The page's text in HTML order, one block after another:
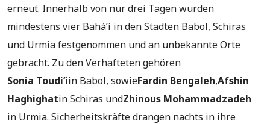
erneut. Innerhalb von nur drei Tagen wurden
mindestens vier Bahá’í in den Städten Babol, Schiras
und Urmia festgenommen und an unbekannte Orte
gebracht. Zu den Verhafteten gehören
Sonia Toudi’iin Babol, sowieFardin Bengaleh,Afshin
Haghighatin Schiras undZhinous Mohammadzadeh
in Urmia. Sicherheitskräfte drangen nachts in ihre